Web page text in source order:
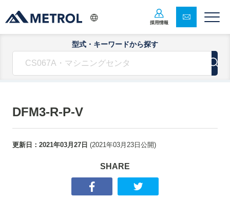
採用情報
型式・キーワードから探す
DFM3-R-P-V
更新日： 2021年03月27日 (2021年03月23日 公開)
SHARE